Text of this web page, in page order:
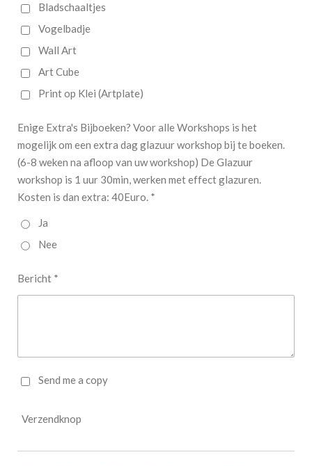
Bladschaaltjes
Vogelbadje
Wall Art
Art Cube
Print op Klei (Artplate)
Enige Extra's Bijboeken? Voor alle Workshops is het
mogelijk om een extra dag glazuur workshop bij te boeken.
(6-8 weken na afloop van uw workshop) De Glazuur
workshop is 1 uur 30min, werken met effect glazuren.
Kosten is dan extra: 40Euro. *
Ja
Nee
Bericht *
Send me a copy
Verzendknop